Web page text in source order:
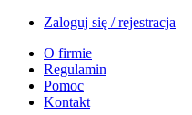
Zaloguj się / rejestracja
O firmie
Regulamin
Pomoc
Kontakt